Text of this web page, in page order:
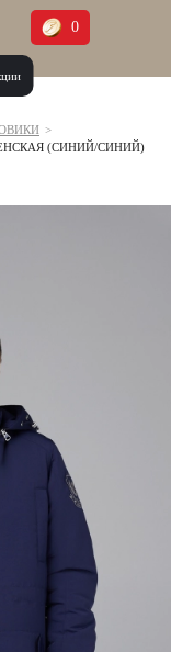
0
>
(СИНИЙ/СИНИЙ)